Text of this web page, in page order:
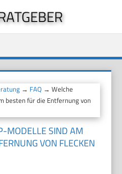
→ FAQ → Welche
besten für die Entfernung von
MODELLE SIND AM
VON FLECKEN